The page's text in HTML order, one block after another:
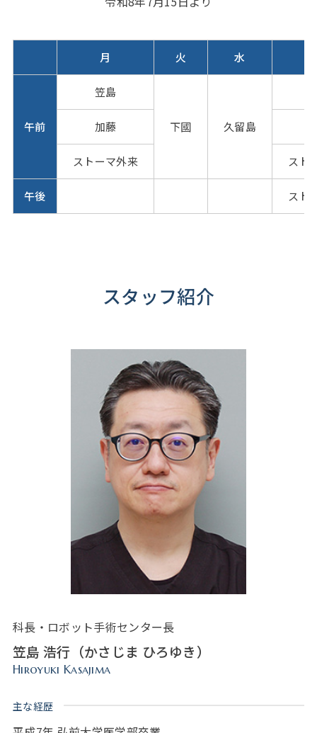
月 火 水
午前
笠島
下國 久留島
加藤
ストーマ外来 スト
午後 スト
スタッフ紹介
科長・ロボット手術センター長
笠島 浩行（かさじま ひろゆき）
Hiroyuki Kasajima
主な経歴